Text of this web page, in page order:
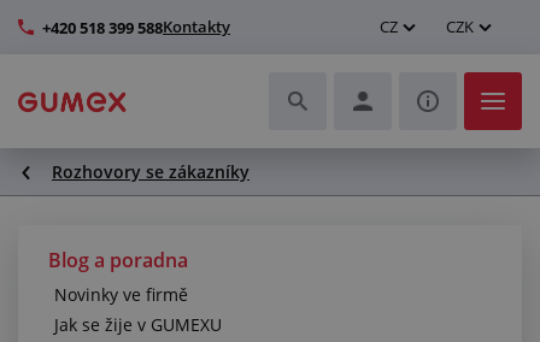
+420 518 399 588Kontakty CZ CZK
Hadice a jejich kompletace
Technické plasty
Rozhovory se zákazníky
Blog a poradna
Novinky ve firmě
Jak se žije v GUMEXU